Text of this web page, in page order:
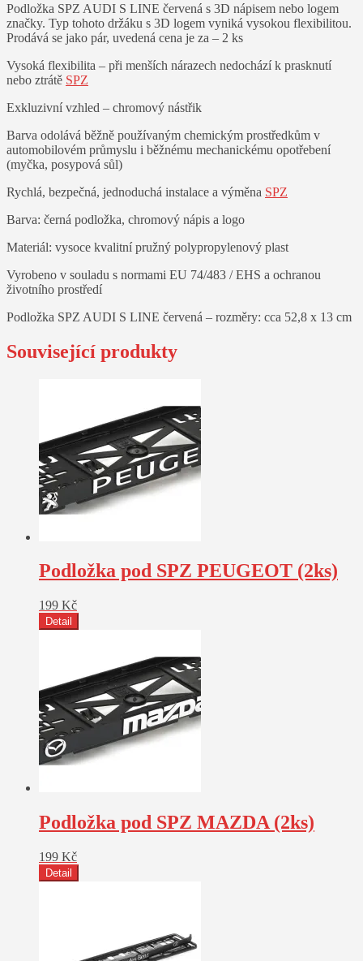
Podložka SPZ AUDI S LINE červená s 3D nápisem nebo logem
značky. Typ tohoto držáku s 3D logem vyniká vysokou flexibilitou.
Prodává se jako pár, uvedená cena je za – 2 ks
Vysoká flexibilita – při menších nárazech nedochází k prasknutí
nebo ztrátě SPZ
Exkluzivní vzhled – chromový nástřik
Barva odolává běžně používaným chemickým prostředkům v
automobilovém průmyslu i běžnému mechanickému opotřebení
(myčka, posypová sůl)
Rychlá, bezpečná, jednoduchá instalace a výměna SPZ
Barva: černá podložka, chromový nápis a logo
Materiál: vysoce kvalitní pružný polypropylenový plast
Vyrobeno v souladu s normami EU 74/483 / EHS a ochranou
životního prostředí
Podložka SPZ AUDI S LINE červená – rozměry: cca 52,8 x 13 cm
Související produkty
Podložka pod SPZ PEUGEOT (2ks)
199 Kč
Detail
Podložka pod SPZ MAZDA (2ks)
199 Kč
Detail